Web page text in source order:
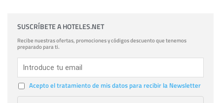
SUSCRÍBETE A HOTELES.NET
Recibe nuestras ofertas, promociones y códigos descuento que tenemos
preparado para ti.
Acepto el tratamiento de mis datos para recibir la Newsletter